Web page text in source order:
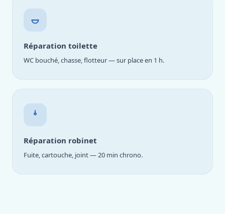
Réparation toilette
WC bouché, chasse, flotteur — sur place en 1 h.
Réparation robinet
Fuite, cartouche, joint — 20 min chrono.